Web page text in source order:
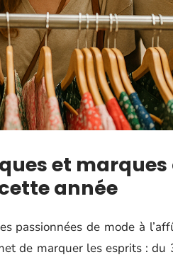
et marques
année
passionnées de mode à
de marquer les esprits : du